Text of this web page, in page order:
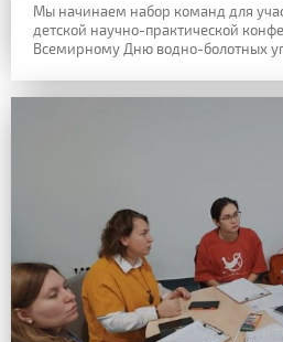
Мы начинаем набор команд для
детской научно-практической
Всемирному Дню водно-болотных